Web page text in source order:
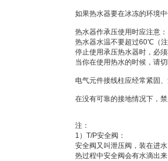
如果热水器要在冰冻的环境
热水器作承压使用时应注意：
热水器水温不要超过60℃ （
停止使用承压热水器时，必
当你在使用热水的时候，请
电气元件接线柱应经常紧固
在没有可靠的接地情况下，
注：
1 ） T/P安全阀：
安全阀又叫泄压阀 ，装在进
热过程中安全阀会有水滴出